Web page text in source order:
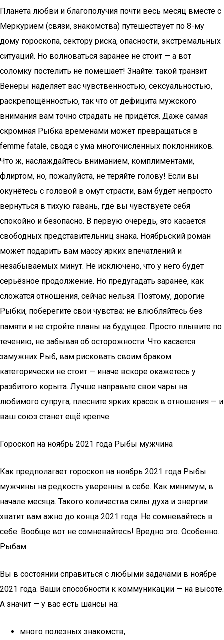
Планета любви и благополучия почти весь месяц вместе с
Меркурием (связи, знакомства) путешествует по 8-му
дому гороскопа, сектору риска, опасности, экстремальных
ситуаций. Но волноваться заранее не стоит — а вот
соломку постелить не помешает! Знайте: такой транзит
Венеры наделяет вас чувственностью, сексуальностью,
раскрепощённостью, так что от дефицита мужского
внимания вам точно страдать не придётся. Даже самая
скромная Рыбка временами может превращаться в
femme fatale, сводя с ума многочисленных поклонников.
Что ж, наслаждайтесь вниманием, комплиментами,
флиртом, но, пожалуйста, не теряйте голову! Если вы
окунётесь с головой в омут страсти, вам будет непросто
вернуться в тихую гавань, где вы чувствуете себя
спокойно и безопасно. В первую очередь, это касается
свободных представительниц знака. Ноябрьский роман
может подарить вам массу ярких впечатлений и
незабываемых минут. Не исключено, что у него будет
серьёзное продолжение. Но предугадать заранее, как
сложатся отношения, сейчас нельзя. Поэтому, дорогие
Рыбки, поберегите свои чувства: не влюбляйтесь без
памяти и не стройте планы на будущее. Просто плывите по
течению, не забывая об осторожности. Что касается
замужних Рыб, вам рисковать своим браком
категорически не стоит — иначе вскоре окажетесь у
разбитого корыта. Лучше направьте свои чары на
любимого супруга, плесните ярких красок в отношения — и
ваш союз станет ещё крепче.
Гороскоп на ноябрь 2021 года Рыбы мужчина
Как предполагает гороскоп на ноябрь 2021 года Рыбы
мужчины на редкость уверенны в себе. Как минимум, в
начале месяца. Такого количества силы духа и энергии
хватит вам ажно до конца 2021 года. Не сомневайтесь в
себе. Вообще вот не сомневайтесь! Вредно это. Особенно.
Рыбам.
Вы в состоянии справиться с любыми задачами в ноябре
2021 года. Ваши способности к коммуникации — на высоте.
А значит — у вас есть шансы на:
много полезных знакомств,